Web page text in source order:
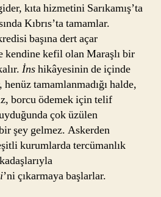
kıta hizmetini Sarıkamış’ta
Kıbrıs’ta tamamlar.
başına dert açar
kendine kefil olan Maraşlı bir
İnshikâyesinin de içinde
tamamlanmadığı halde,
borcu ödemek için telif
çok üzülen
şey gelmez. Askerden
kurumlarda tercümanlık
’ni çıkarmaya başlarlar.